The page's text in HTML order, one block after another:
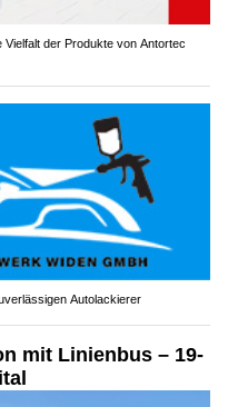
der Produkte von Antortec
Autolackierer
mit Linienbus – 19-